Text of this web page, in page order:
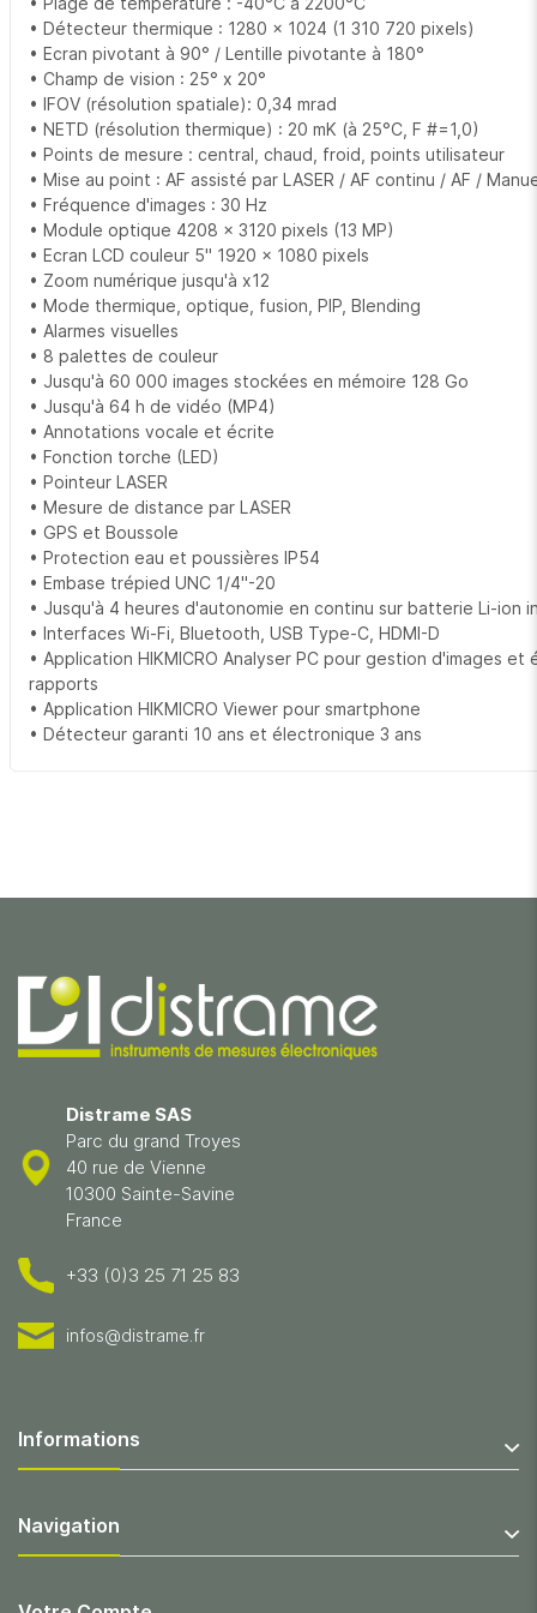
• Détecteur thermique : 1280 x 1024 (1 310 720 pixels)
• Ecran pivotant à 90° / Lentille pivotante à 180°
• Champ de vision : 25° x 20°
• IFOV (résolution spatiale): 0,34 mrad
• NETD (résolution thermique) : 20 mK (à 25°C, F #=1,0)
• Points de mesure : central, chaud, froid, points utilisateur
• Mise au point : AF assisté par LASER / AF continu / AF /
• Fréquence d'images : 30 Hz
• Module optique 4208 x 3120 pixels (13 MP)
• Ecran LCD couleur 5'' 1920 x 1080 pixels
• Zoom numérique jusqu'à x12
• Mode thermique, optique, fusion, PIP, Blending
• Alarmes visuelles
• 8 palettes de couleur
• Jusqu'à 60 000 images stockées en mémoire 128 Go
• Jusqu'à 64 h de vidéo (MP4)
• Annotations vocale et écrite
• Fonction torche (LED)
• Pointeur LASER
• Mesure de distance par LASER
• GPS et Boussole
• Protection eau et poussières IP54
• Embase trépied UNC 1/4''-20
• Jusqu'à 4 heures d'autonomie en continu sur batterie Li-ion
• Interfaces Wi-Fi, Bluetooth, USB Type-C, HDMI-D
• Application HIKMICRO Analyser PC pour gestion d'images et
rapports
• Application HIKMICRO Viewer pour smartphone
• Détecteur garanti 10 ans et électronique 3 ans
Distrame SAS
Parc du grand Troyes
40 rue de Vienne
10300 Sainte-Savine
France
+33 (0)3 25 71 25 83
infos@distrame.fr
Informations
Navigation